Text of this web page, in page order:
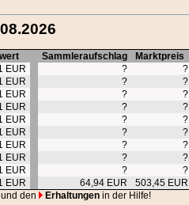
Sammleraufschlag
Marktpreis
EUR ?
?
EUR ?
?
EUR ?
?
EUR ?
?
EUR ?
?
EUR ?
?
EUR ?
?
EUR ?
?
EUR ?
?
EUR 64,94 EUR
503,45 EUR
und den Erhaltungen in der Hilfe!